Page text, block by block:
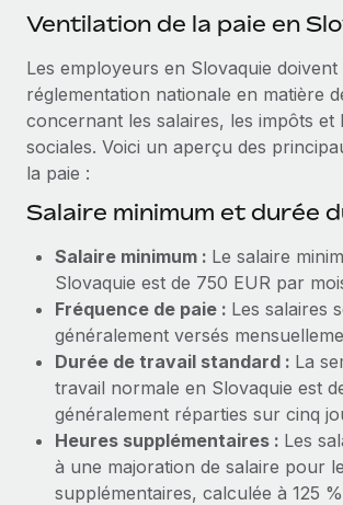
Remote Watchtower
Gardez un temps d’avance sur les
matière de conformité
Gestion des appareils
Achetez et suivez vos équipements
dans le monde entier
Création d’entité
conformité
Mobilité et déménagement
Organisez facilement le
employés
Avantages sociaux
Gérez facilement les avantages
Paie multipays
EOR et PEO
Gestion des freelances
Taxes
Explorer le blog
BLOG
Mises à jour des produits de
Intégrations Gusto et Xero et
freelances Plus
Remote a toujours pour mission d'aider les
toute taille à embaucher, gérer et payer...
En savoir plus
Ventilation de la paie en
Les employeurs en Slovaquie
réglementation nationale en matière
concernant les salaires, les impôts et
sociales. Voici un aperçu des
la paie :
Salaire minimum et durée
Salaire minimum : Le salaire
Slovaquie est de 750 EUR par
Fréquence de paie : Les salaires
généralement versés
Durée de travail standard : La
travail normale en Slovaquie est
généralement réparties sur cinq
Heures supplémentaires : Les
à une majoration de salaire pour
supplémentaires, calculée à 125